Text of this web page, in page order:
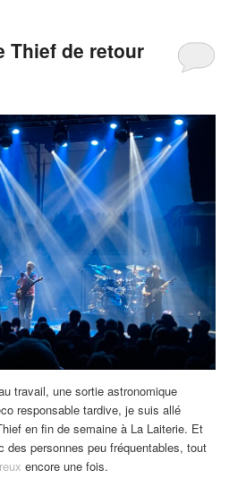
Thief de retour
travail, une sortie astronomique
responsable tardive, je suis allé
en fin de semaine à La Laiterie. Et
des personnes peu fréquentables, tout
encore une fois.